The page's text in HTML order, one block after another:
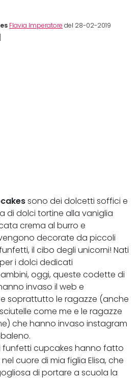
Flavia Imperatore del 28-02-2019
sono dei dolcetti soffici e
di dolci tortine alla vaniglia
crema al burro e
decorate da piccoli
il cibo degli unicorni! Nati
i dolci dedicati
oggi, queste codette di
invaso il web e
soprattutto le ragazze (anche
come me e le ragazze
che hanno invaso instagram
funfetti cupcakes hanno fatto
cuore di mia figlia Elisa, che
di portare a scuola la